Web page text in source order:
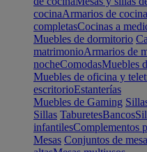
cocinaArmarios de cocina
completasCocinas a
Muebles de dormitorio
matrimonioArmarios de
nocheComodasMuebles
Muebles de oficina y
escritorioEstanterías
Muebles de Gaming
Sillas TaburetesBancos
infantilesComplementos
Mesas Conjuntos de